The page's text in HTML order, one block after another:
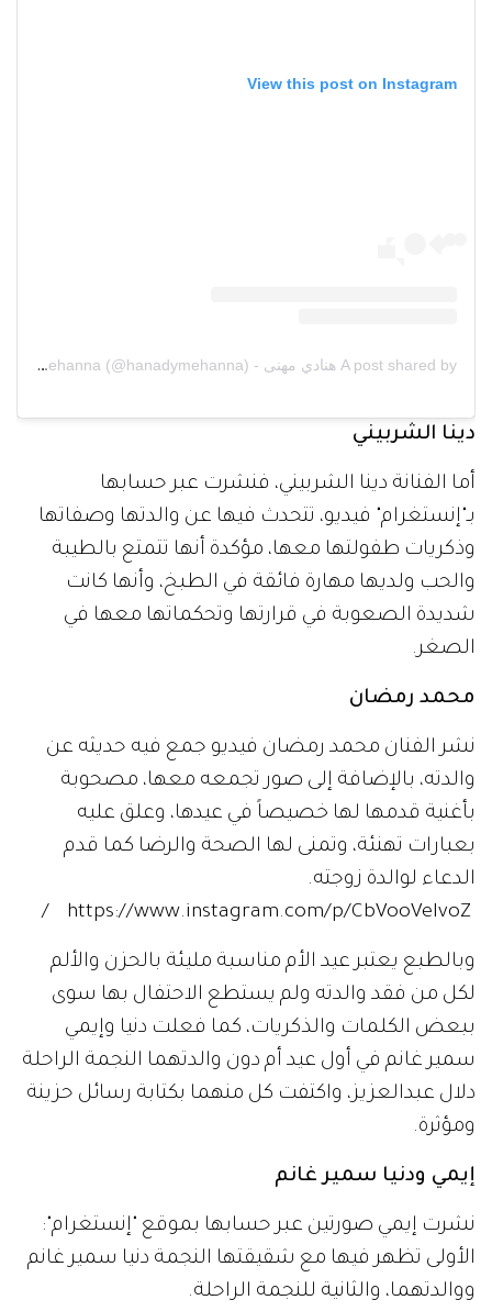
View this post on Instagram
A post shared by هنادي مهنى - Hanady Mehanna (@hanadymehanna)
دينا الشربيني
أما الفنانة دينا الشربيني، فنشرت عبر حسابها
بـ"إنستغرام" فيديو، تتحدث فيها عن والدتها وصفاتها
وذكريات طفولتها معها، مؤكدة أنها تتمتع بالطيبة
والحب ولديها مهارة فائقة في الطبخ، وأنها كانت
شديدة الصعوبة في قرارتها وتحكماتها معها في
الصغر.
محمد رمضان
نشر الفنان محمد رمضان فيديو جمع فيه حديثه عن
والدته، بالإضافة إلى صور تجمعه معها، مصحوبة
بأغنية قدمها لها خصيصاً في عيدها، وعلق عليه
بعبارات تهنئة، وتمنى لها الصحة والرضا كما قدم
الدعاء لوالدة زوجته.
وبالطبع يعتبر عيد الأم مناسبة مليئة بالحزن والألم
لكل من فقد والدته ولم يستطع الاحتفال بها سوى
ببعض الكلمات والذكريات، كما فعلت دنيا وإيمي
سمير غانم في أول عيد أم دون والدتهما النجمة الراحلة
دلال عبدالعزيز، واكتفت كل منهما بكتابة رسائل حزينة
ومؤثرة.
إيمي ودنيا سمير غانم
نشرت إيمي صورتين عبر حسابها بموقع "إنستغرام":
الأولى تظهر فيها مع شقيقتها النجمة دنيا سمير غانم
ووالدتهما، والثانية للنجمة الراحلة.